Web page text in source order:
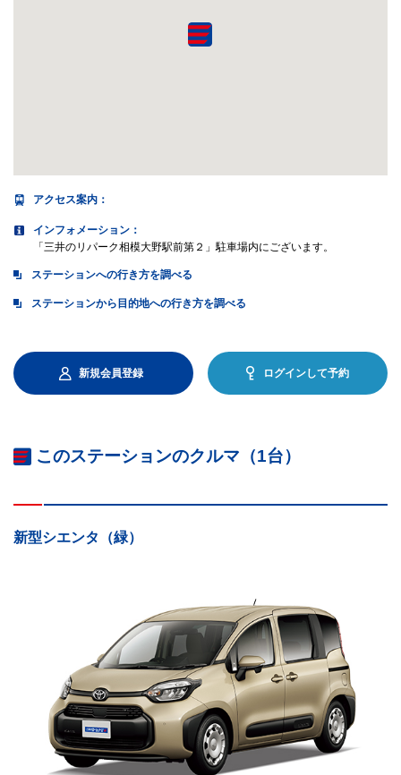
アクセス案内 ：
インフォメーション：
「三井のリパーク相模大野駅前第２」駐車場内にございます。
ステーションへの行き方を調べる
ステーションから目的地への行き方を調べる
新規会員登録 ログインして予約
このステーションのクルマ（1台）
新型シエンタ（緑）